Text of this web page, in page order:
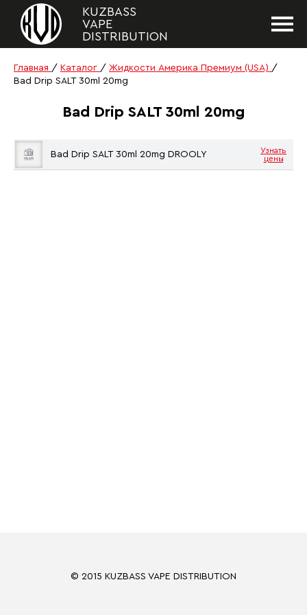
KUZBASS
VAPE
DISTRIBUTION
Главная / Каталог / Жидкости Aмерика Премиум (USA) /
Bad Drip SALT 30ml 20mg
Bad Drip SALT 30ml 20mg
Bad Drip SALT 30ml 20mg DROOLY
Узнать
цены
© 2015 KUZBASS VAPE DISTRIBUTION